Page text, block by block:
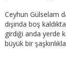
Ceyhun Gülselam
dışında boş
girdiği anda yerde
büyük bir